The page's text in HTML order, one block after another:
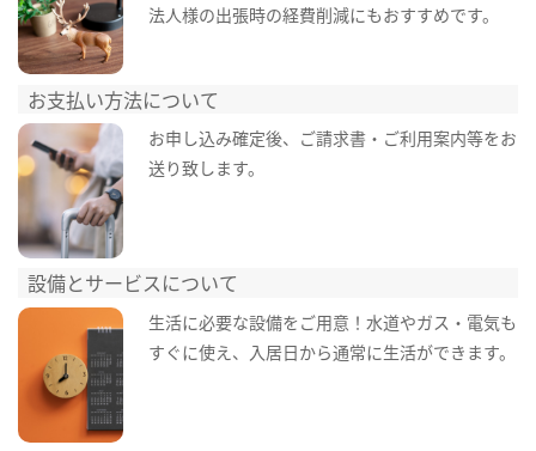
法人様の出張時の経費削減にもおすすめです。
お支払い方法について
お申し込み確定後、ご請求書・ご利用案内等をお
送り致します。
設備とサービスについて
生活に必要な設備をご用意！水道やガス・電気も
すぐに使え、入居日から通常に生活ができます。